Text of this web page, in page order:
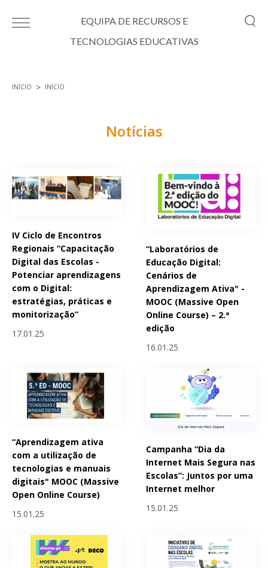
EQUIPA DE RECURSOS E
TECNOLOGIAS EDUCATIVAS
INÍCIO INÍCIO
Notícias
IV Ciclo de Encontros
Regionais “Capacitação
Digital das Escolas -
Potenciar aprendizagens
com o Digital:
estratégias, práticas e
monitorização”
17.01.25
“Laboratórios de
Educação Digital:
Cenários de
Aprendizagem Ativa" -
MOOC (Massive Open
Online Course) – 2.ª
edição
16.01.25
“Aprendizagem ativa
com a utilização de
tecnologias e manuais
digitais" MOOC (Massive
Open Online Course)
15.01.25
Campanha “Dia da
Internet Mais Segura nas
Escolas”: Juntos por uma
Internet melhor
15.01.25
Páginas